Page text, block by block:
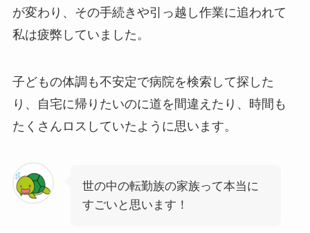
が変わり、その手続きや引っ越し作業に追われて
私は疲弊していました。
子どもの体調も不安定で病院を検索して探した
り、自宅に帰りたいのに道を間違えたり、時間も
たくさんロスしていたように思います。
世の中の転勤族の家族って本当に
すごいと思います！